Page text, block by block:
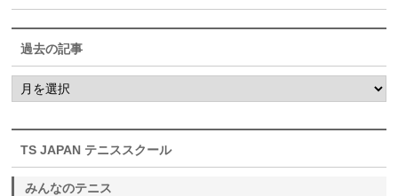
過去の記事
過
去
の
TS JAPAN テニススクール
みんなのテニス